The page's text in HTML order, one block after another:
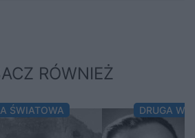
RÓWNIEŻ
ŚWIATOWA DRUGA